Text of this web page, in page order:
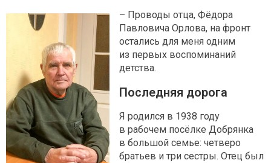
– Проводы отца, Фёдора
Павловича Орлова, на фронт
остались для меня одним
из первых воспоминаний
детства.
Последняя дорога
Я родился в 1938 году
в рабочем посёлке Добрянка
в большой семье: четверо
братьев и три сестры. Отец был